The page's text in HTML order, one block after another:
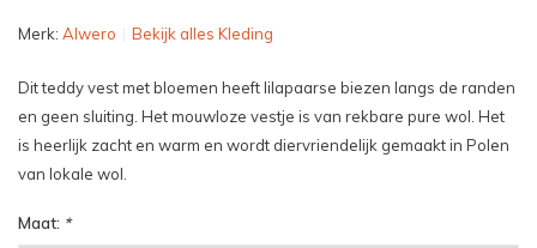
Merk: Alwero Bekijk alles Kleding
Dit teddy vest met bloemen heeft lilapaarse biezen langs de randen
en geen sluiting. Het mouwloze vestje is van rekbare pure wol. Het
is heerlijk zacht en warm en wordt diervriendelijk gemaakt in Polen
van lokale wol.
Maat: *